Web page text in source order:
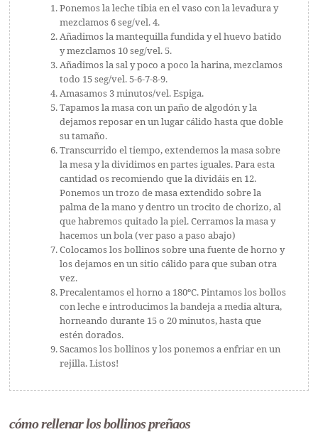
Ponemos la leche tibia en el vaso con la levadura y
mezclamos 6 seg/vel. 4.
Añadimos la mantequilla fundida y el huevo batido
y mezclamos 10 seg/vel. 5.
Añadimos la sal y poco a poco la harina, mezclamos
todo 15 seg/vel. 5-6-7-8-9.
Amasamos 3 minutos/vel. Espiga.
Tapamos la masa con un paño de algodón y la
dejamos reposar en un lugar cálido hasta que doble
su tamaño.
Transcurrido el tiempo, extendemos la masa sobre
la mesa y la dividimos en partes iguales. Para esta
cantidad os recomiendo que la dividáis en 12.
Ponemos un trozo de masa extendido sobre la
palma de la mano y dentro un trocito de chorizo, al
que habremos quitado la piel. Cerramos la masa y
hacemos un bola (ver paso a paso abajo)
Colocamos los bollinos sobre una fuente de horno y
los dejamos en un sitio cálido para que suban otra
vez.
Precalentamos el horno a 180ºC. Pintamos los bollos
con leche e introducimos la bandeja a media altura,
horneando durante 15 o 20 minutos, hasta que
estén dorados.
Sacamos los bollinos y los ponemos a enfriar en un
rejilla. Listos!
cómo rellenar los bollinos preñaos